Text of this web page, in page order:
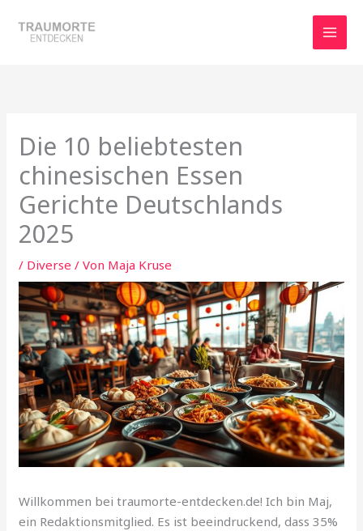
Inhalt
Die 10 beliebtesten
chinesischen Essen
Gerichte Deutschlands
2025
/ Diverse / Von Maja Kruse
Willkommen bei traumorte-entdecken.de! Ich bin Maj,
ein Redaktionsmitglied. Es ist beeindruckend, dass 35%